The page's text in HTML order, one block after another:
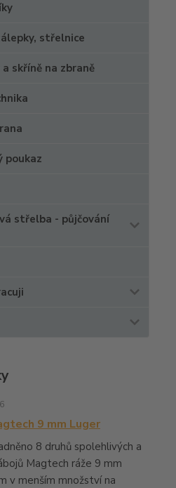
střelnice
skříně na zbraně
poukaz
střelba - půjčování
9 mm Luger
8 druhů spolehlivých a
Magtech ráže 9 mm
v menším množství na